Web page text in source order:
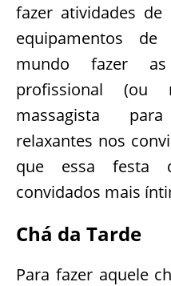
fazer atividades
equipamentos
mundo fazer
profissional (ou
massagista
relaxantes nos
que essa festa
convidados mais
Chá da Tarde
Para fazer aquele